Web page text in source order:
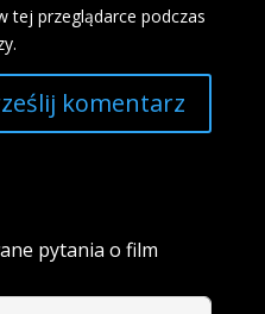
tej przeglądarce podczas
pytania o film